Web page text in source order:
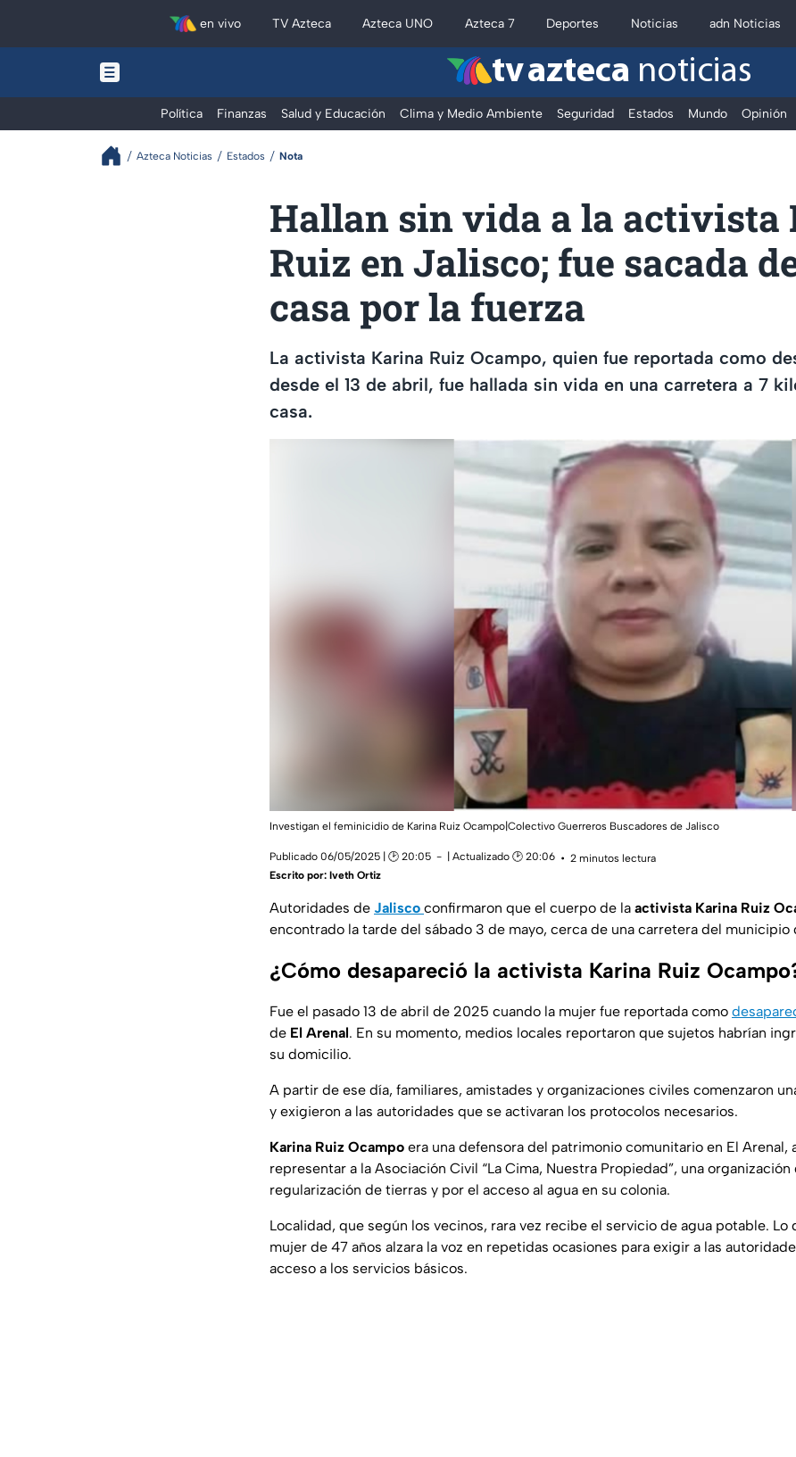
en vivo TV Azteca Azteca UNO Azteca 7 Deportes Noticias adn Noticias
tv azteca noticias
Política Finanzas Salud y Educación Clima y Medio Ambiente Seguridad Estados Mundo Opinión
Azteca Noticias Estados Nota
Hallan sin vida a la activista
Ruiz en Jalisco; fue sacada
casa por la fuerza
La activista Karina Ruiz Ocampo, quien fue reportada como
desde el 13 de abril, fue hallada sin vida en una carretera a 7
casa.
Investigan el feminicidio de Karina Ruiz Ocampo|Colectivo Guerreros Buscadores de Jalisco
Publicado 06/05/2025 | 🕑 20:05 | Actualizado 🕑 20:06
2 minutos lectura
Escrito por: Iveth Ortiz
Autoridades de Jalisco confirmaron que el cuerpo de la activista Karina Ruiz
encontrado la tarde del sábado 3 de mayo, cerca de una carretera del municipio
¿Cómo desapareció la activista Karina Ruiz
Fue el pasado 13 de abril de 2025 cuando la mujer fue reportada como
de El Arenal. En su momento, medios locales reportaron que sujetos habrían
su domicilio.
A partir de ese día, familiares, amistades y organizaciones civiles comenzaron
y exigieron a las autoridades que se activaran los protocolos necesarios.
Karina Ruiz Ocampo era una defensora del patrimonio comunitario en El Arenal,
representar a la Asociación Civil “La Cima, Nuestra Propiedad”, una
regularización de tierras y por el acceso al agua en su colonia.
Localidad, que según los vecinos, rara vez recibe el servicio de agua potable. Lo
mujer de 47 años alzara la voz en repetidas ocasiones para exigir a las
acceso a los servicios básicos.